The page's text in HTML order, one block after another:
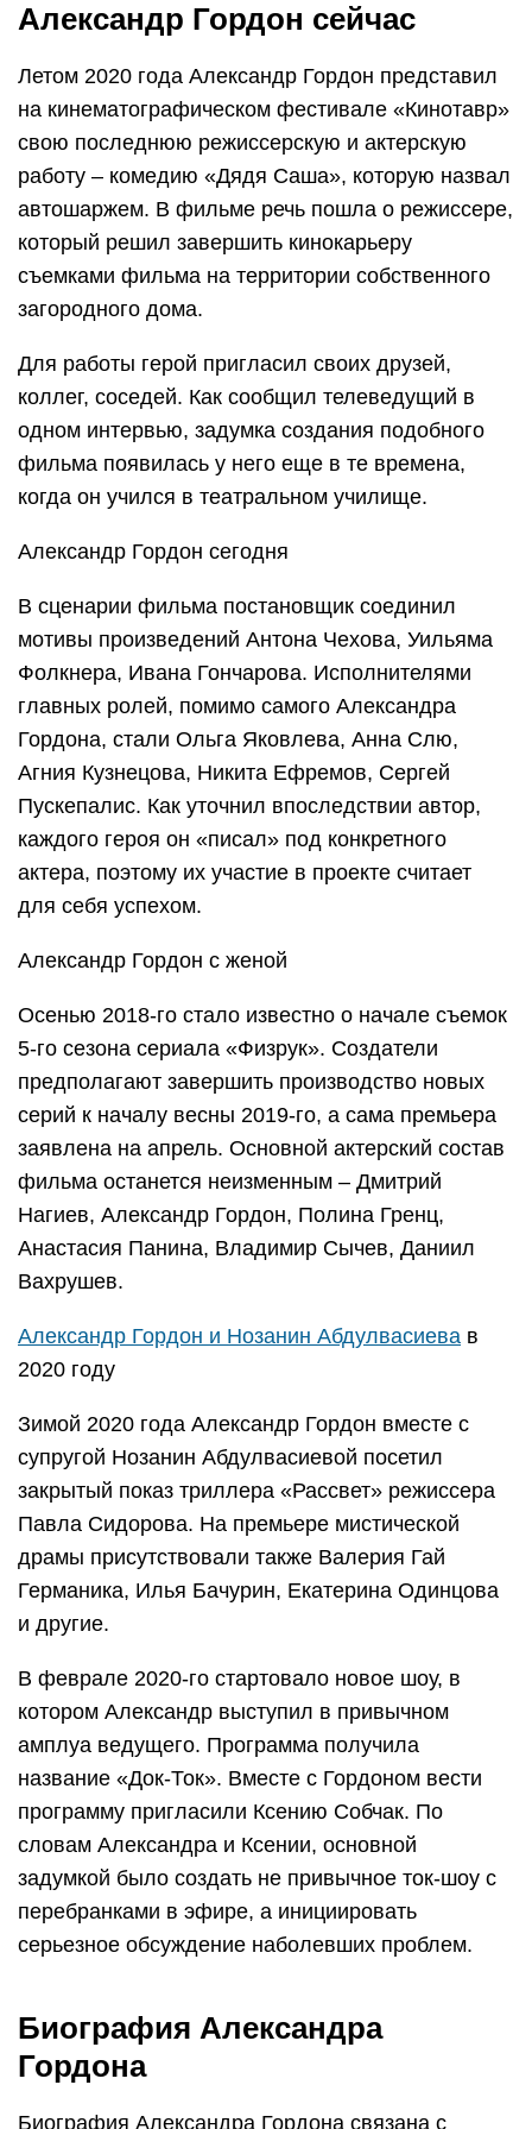
Александр Гордон сейчас
Летом 2020 года Александр Гордон представил
на кинематографическом фестивале «Кинотавр»
свою последнюю режиссерскую и актерскую
работу – комедию «Дядя Саша», которую назвал
автошаржем. В фильме речь пошла о режиссере,
который решил завершить кинокарьеру
съемками фильма на территории собственного
загородного дома.
Для работы герой пригласил своих друзей,
коллег, соседей. Как сообщил телеведущий в
одном интервью, задумка создания подобного
фильма появилась у него еще в те времена,
когда он учился в театральном училище.
Александр Гордон сегодня
В сценарии фильма постановщик соединил
мотивы произведений Антона Чехова, Уильяма
Фолкнера, Ивана Гончарова. Исполнителями
главных ролей, помимо самого Александра
Гордона, стали Ольга Яковлева, Анна Слю,
Агния Кузнецова, Никита Ефремов, Сергей
Пускепалис. Как уточнил впоследствии автор,
каждого героя он «писал» под конкретного
актера, поэтому их участие в проекте считает
для себя успехом.
Александр Гордон с женой
Осенью 2018-го стало известно о начале съемок
5-го сезона сериала «Физрук». Создатели
предполагают завершить производство новых
серий к началу весны 2019-го, а сама премьера
заявлена на апрель. Основной актерский состав
фильма останется неизменным – Дмитрий
Нагиев, Александр Гордон, Полина Гренц,
Анастасия Панина, Владимир Сычев, Даниил
Вахрушев.
Александр Гордон и Нозанин Абдулвасиева в
2020 году
Зимой 2020 года Александр Гордон вместе с
супругой Нозанин Абдулвасиевой посетил
закрытый показ триллера «Рассвет» режиссера
Павла Сидорова. На премьере мистической
драмы присутствовали также Валерия Гай
Германика, Илья Бачурин, Екатерина Одинцова
и другие.
В феврале 2020-го стартовало новое шоу, в
котором Александр выступил в привычном
амплуа ведущего. Программа получила
название «Док-Ток». Вместе с Гордоном вести
программу пригласили Ксению Собчак. По
словам Александра и Ксении, основной
задумкой было создать не привычное ток-шоу с
перебранками в эфире, а инициировать
серьезное обсуждение наболевших проблем.
Биография Александра
Гордона
Биография Александра Гордона связана с